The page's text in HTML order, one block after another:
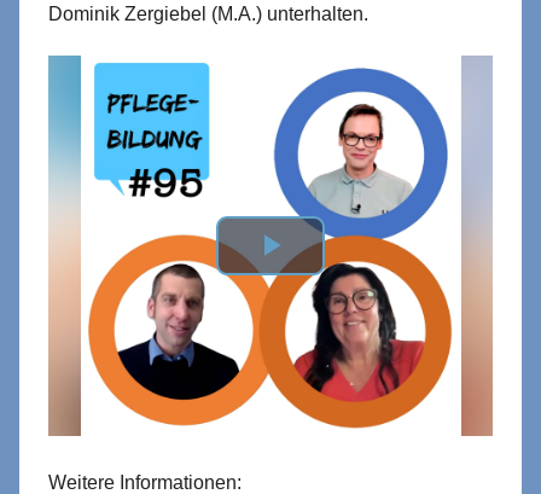
Dominik Zergiebel (M.A.) unterhalten.
Weitere Informationen: